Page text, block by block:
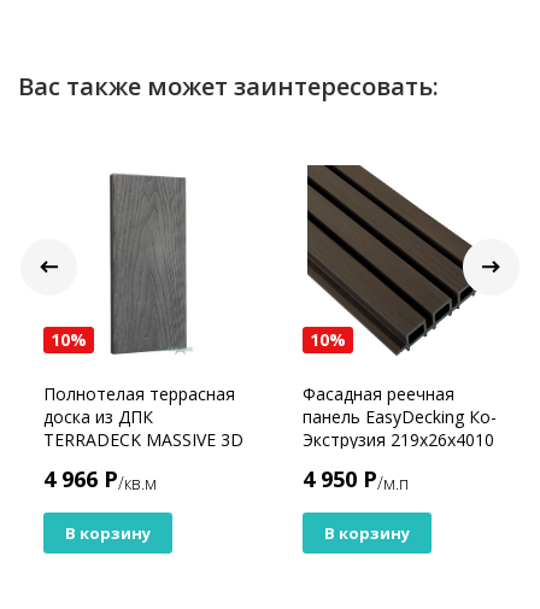
Вас также может заинтересовать:
10%
Полнотелая террасная
доска из ДПК
TERRADECK MASSIVE 3D
4 966 Р/кв.м
В корзину
10%
Фасадная реечная
панель EasyDecking Ко-
Экструзия 219х26х4010
4 950 Р/м.п
В корзину